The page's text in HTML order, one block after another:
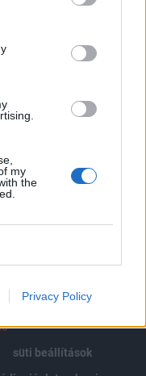
my
the
Privacy Policy
belüli
süti beállítások